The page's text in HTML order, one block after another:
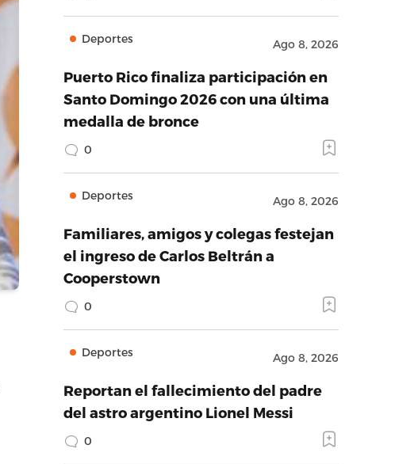
Deportes Ago 8, 2026
Puerto Rico finaliza participación en
Santo Domingo 2026 con una última
medalla de bronce
0
Deportes Ago 8, 2026
Familiares, amigos y colegas festejan
el ingreso de Carlos Beltrán a
Cooperstown
0
Deportes Ago 8, 2026
Reportan el fallecimiento del padre
del astro argentino Lionel Messi
0